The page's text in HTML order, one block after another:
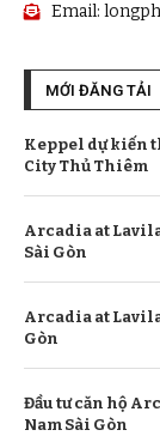
Email:
MỚI ĐĂNG TẢI
Keppel dự kiến
City Thủ Thiêm
Arcadia at
Sài Gòn
Arcadia at
Gòn
Đầu tư căn hộ
Nam Sài Gòn